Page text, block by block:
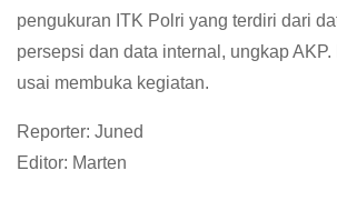
pengukuran ITK Polri yang terdiri dari
persepsi dan data internal, ungkap
usai membuka kegiatan.
Reporter: Juned
Editor: Marten